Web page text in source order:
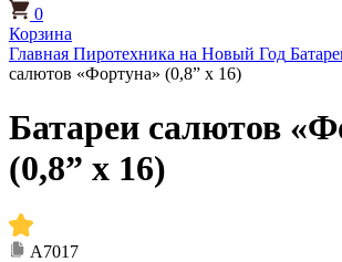
0
Корзина
Главная Пиротехника на Новый Год
салютов «Фортуна» (0,8” x 16)
Батареи салютов
(0,8” x 16)
А7017